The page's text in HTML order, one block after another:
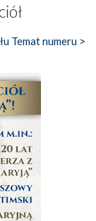
Temat numeru >